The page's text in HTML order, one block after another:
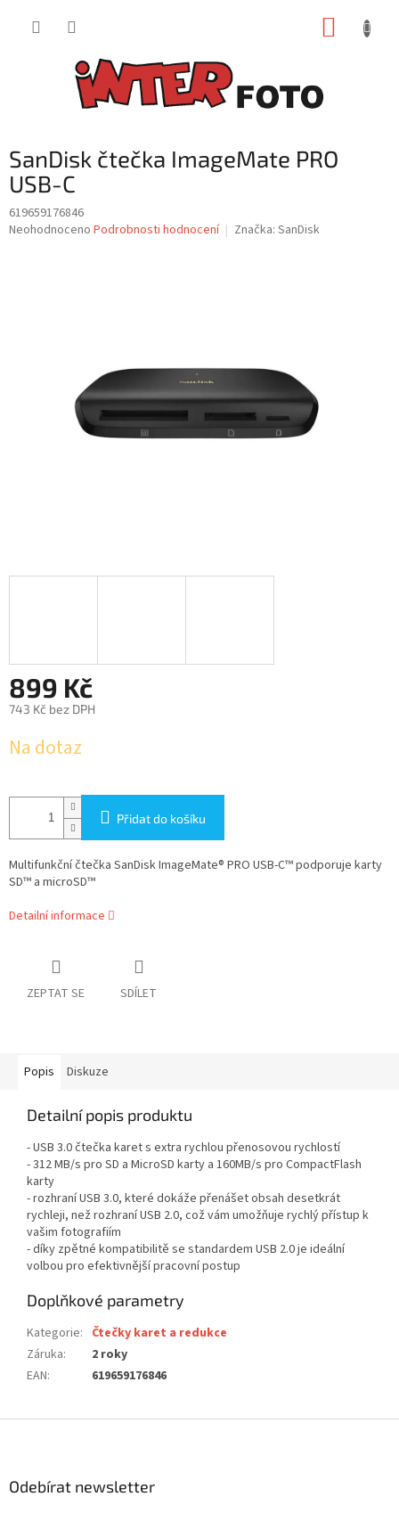
SanDisk čtečka ImageMate PRO
USB-C
619659176846
Průměrné
Neohodnoceno Podrobnosti hodnocení Značka: SanDisk
899 Kč
743 Kč bez DPH
cena:
Na dotaz
Přidat do košíku
Multifunkční čtečka SanDisk ImageMate® PRO USB-C™ podporuje karty
SD™ a microSD™
Detailní informace
ZEPTAT SE SDÍLET
Popis Diskuze
Detailní popis produktu
- USB 3.0 čtečka karet s extra rychlou přenosovou rychlostí
- 312 MB/s pro SD a MicroSD karty a 160MB/s pro CompactFlash
karty
- rozhraní USB 3.0, které dokáže přenášet obsah desetkrát
rychleji, než rozhraní USB 2.0, což vám umožňuje rychlý přístup k
vašim fotografiím
- díky zpětné kompatibilitě se standardem USB 2.0 je ideální
volbou pro efektivnější pracovní postup
Doplňkové parametry
Kategorie: Čtečky karet a redukce
Záruka:
2 roky
EAN: 619659176846
Odebírat newsletter